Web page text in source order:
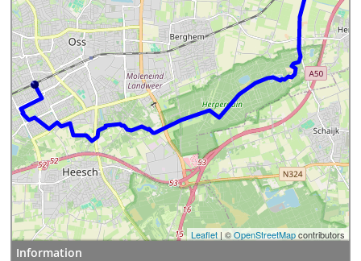
Leaflet| ©OpenStreetMapcontributors
Information